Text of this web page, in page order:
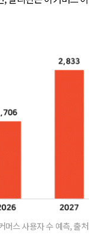
머스 사용자 수 예측, 출